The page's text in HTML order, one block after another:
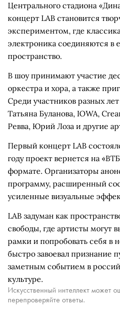
Центрального стадиона
концерт LAB становится
экспериментом, где
электроника соединяются в
пространство.
В шоу принимают участие
оркестра и хора, а также
Среди участников разных
Татьяна Буланова, IOWA,
Ревва, Юрий Лоза и другие
Первый концерт LAB
году проект вернется на
формате. Организаторы
программу, расширенный
усиленные визуальные
LAB задуман как
свободы, где артисты могут
рамки и попробовать себя в
быстро завоевал признание
заметным событием в
культуре.
Искусственный интеллект может
перепроверяйте ответы.